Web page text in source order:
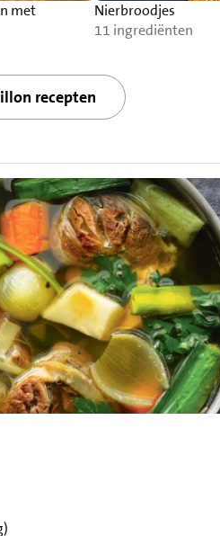
met
Nierbroodjes
11 ingrediënten
recepten